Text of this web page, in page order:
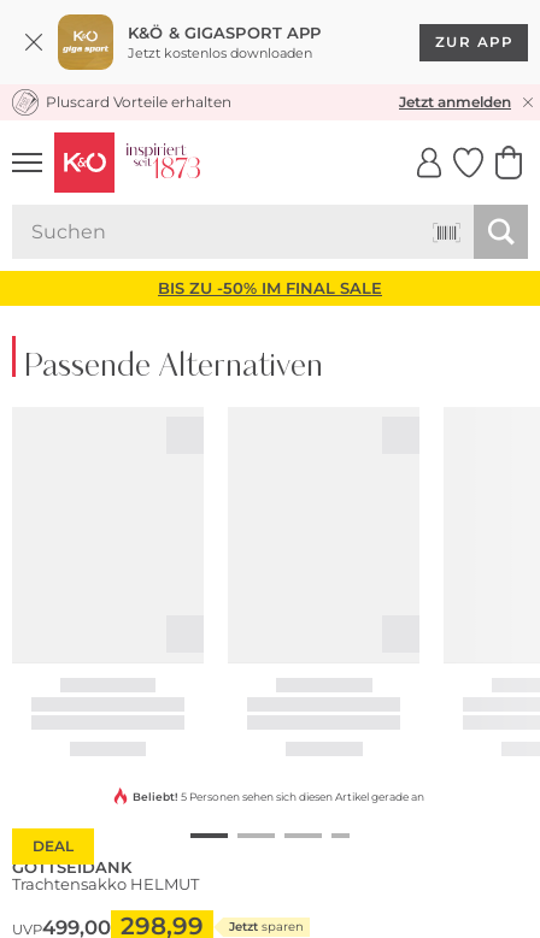
K&Ö & GIGASPORT APP
Jetzt kostenlos downloaden
ZUR APP
KOSTENLOSER VERSAND* & RÜCKVERSAND
Pluscard Vorteile erhalten Jetzt anmelden
UNSERE APP
CLICK &
BIS ZU -50% IM FINAL SALE
Passende Alternativen
DEAL
Beliebt! 5 Personen sehen sich diesen Artikel gerade an
GOTTSEIDANK
Trachtensakko HELMUT
UVP499,00 298,99 Jetzt sparen